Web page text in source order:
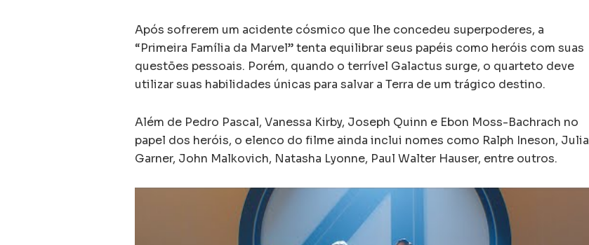
Após sofrerem um acidente cósmico que lhe concedeu superpoderes, a
“Primeira Família da Marvel” tenta equilibrar seus papéis como heróis com suas
questões pessoais. Porém, quando o terrível Galactus surge, o quarteto deve
utilizar suas habilidades únicas para salvar a Terra de um trágico destino.
Além de Pedro Pascal, Vanessa Kirby, Joseph Quinn e Ebon Moss-Bachrach no
papel dos heróis, o elenco do filme ainda inclui nomes como Ralph Ineson, Julia
Garner, John Malkovich, Natasha Lyonne, Paul Walter Hauser, entre outros.